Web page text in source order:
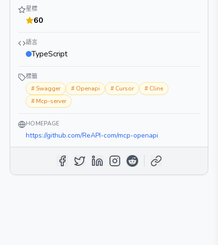
星標
60
語言
TypeScript
標籤
#Swagger # Openapi # Cursor # Cline
# Mcp-server
HOMEPAGE
https://github.com/ReAPI-com/mcp-openapi